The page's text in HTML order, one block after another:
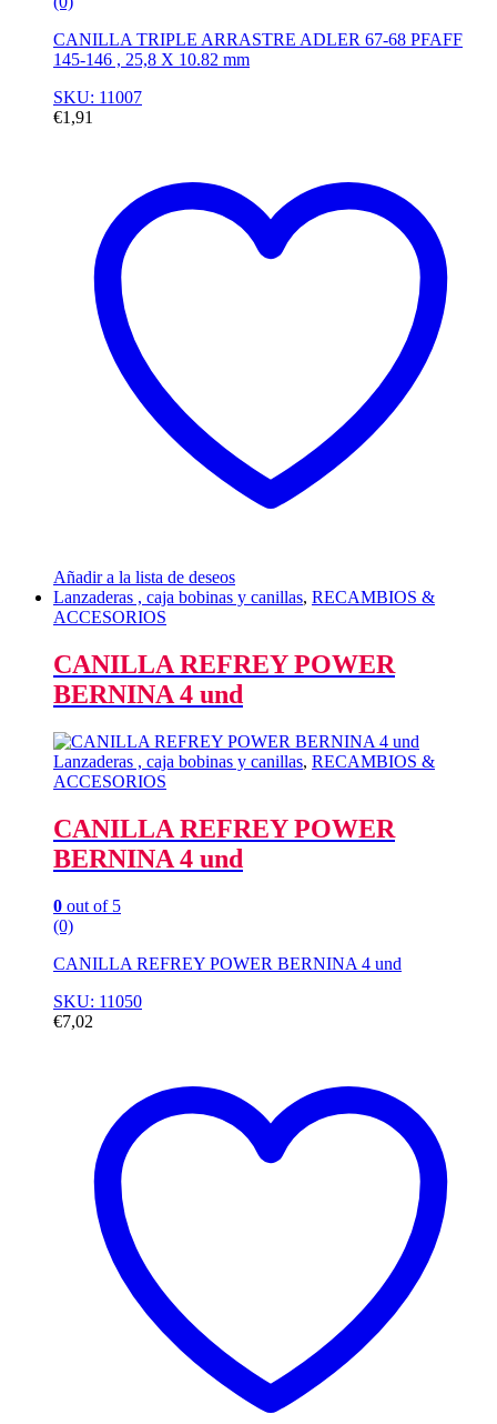
CANILLA TRIPLE ARRASTRE ADLER 67-68 PFAFF
145-146 , 25,8 X 10.82 mm
SKU: 11007
€1,91
Añadir a la lista de deseos
Lanzaderas , caja bobinas y canillas, RECAMBIOS &
ACCESORIOS
CANILLA REFREY POWER
BERNINA 4 und
Lanzaderas , caja bobinas y canillas, RECAMBIOS &
ACCESORIOS
CANILLA REFREY POWER
BERNINA 4 und
0 out of 5
(0)
CANILLA REFREY POWER BERNINA 4 und
SKU: 11050
€7,02